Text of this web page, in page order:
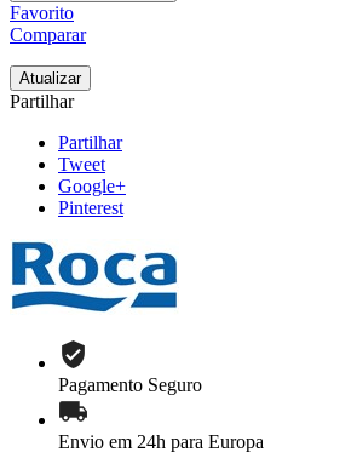
Favorito
Comparar
Partilhar
Partilhar
Tweet
Google+
Pinterest
Pagamento Seguro
Envio em 24h para Europa